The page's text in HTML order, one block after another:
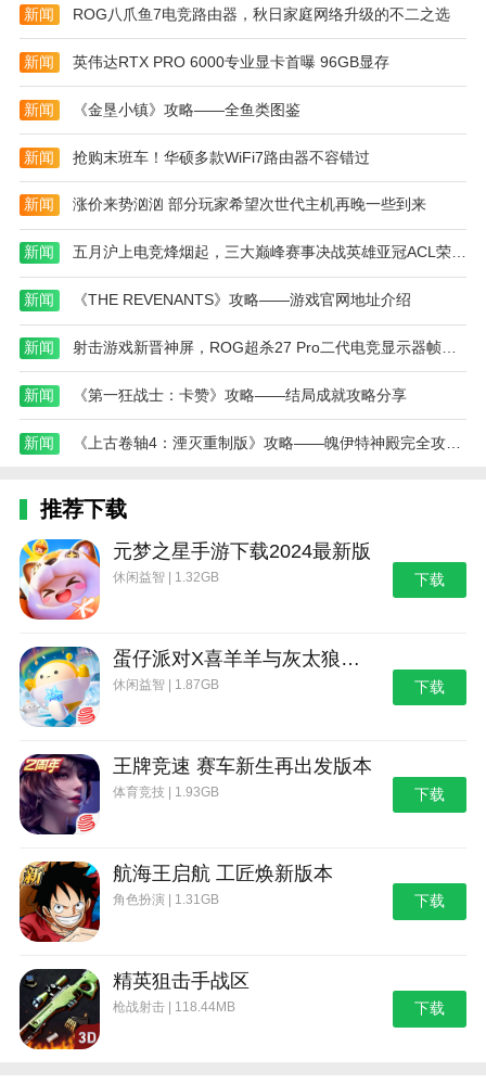
先优势。
随着游戏安全区的不断缩小，玩家需要根据自己与
安全区的位置关系制定相应的转移路线，同时也要考虑
到被其他玩家阻挡的潜在危险。
通过不断转移和收集武器、弹药和药品，到达最后
一圈时，能够击败对手的玩家将成功赢得大逃杀，并获
得最高奖励。
绝地求生手机版官网下载安装游戏评价
玩家将与来自世界各地的对手同台竞技，体验多元
文化的碰撞与交流。
游戏提供了第一人称和第三人称视角模式，以满足
不同玩家的不同视角偏好。
丰富的武器系统：不断更新的游戏内容为玩家提供
了一个充满挑战和变化的战场。
机游戏 ，欢迎大家记住本站网址，本站是您下载安卓
新闻 ROG八爪鱼7电竞路由器，秋日家庭网络升级的不二之选
新闻 英伟达RTX PRO 6000专业显卡首曝 96GB显存
新闻 《金垦小镇》攻略——全鱼类图鉴
新闻 抢购末班车！华硕多款WiFi7路由器不容错过
新闻 涨价来势汹汹 部分玩家希望次世代主机再晚一些到来
新闻 五月沪上电竞烽烟起，三大巅峰赛事决战英雄亚冠ACL荣耀之巅
新闻 《THE REVENANTS》攻略——游戏官网地址介绍
新闻 射击游戏新晋神屏，ROG超杀27 Pro二代电竞显示器帧速之王！
新闻 《第一狂战士：卡赞》攻略——结局成就攻略分享
新闻 《上古卷轴4：湮灭重制版》攻略——魄伊特神殿完全攻略分享
推荐下载
元梦之星手游下载2024最新版
休闲益智 | 1.32GB 下载
蛋仔派对X喜羊羊与灰太狼联动第二弹版本
休闲益智 | 1.87GB 下载
王牌竞速 赛车新生再出发版本
体育竞技 | 1.93GB 下载
航海王启航 工匠焕新版本
角色扮演 | 1.31GB 下载
精英狙击手战区
枪战射击 | 118.44MB 下载